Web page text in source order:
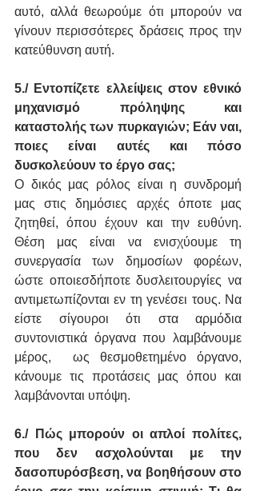
αυτό, αλλά θεωρούμε ότι μπορούν να
γίνουν περισσότερες δράσεις προς την
κατεύθυνση αυτή.
5./ Εντοπίζετε ελλείψεις στον εθνικό
μηχανισμό πρόληψης και
καταστολής των πυρκαγιών; Εάν ναι,
ποιες είναι αυτές και πόσο
δυσκολεύουν το έργο σας;
Ο δικός μας ρόλος είναι η συνδρομή
μας στις δημόσιες αρχές όποτε μας
ζητηθεί, όπου έχουν και την ευθύνη.
Θέση μας είναι να ενισχύουμε τη
συνεργασία των δημοσίων φορέων,
ώστε οποιεσδήποτε δυσλειτουργίες να
αντιμετωπίζονται εν τη γενέσει τους. Να
είστε σίγουροι ότι στα αρμόδια
συντονιστικά όργανα που λαμβάνουμε
μέρος,  ως θεσμοθετημένο όργανο,
κάνουμε τις προτάσεις μας όπου και
λαμβάνονται υπόψη.
6./ Πώς μπορούν οι απλοί πολίτες,
που δεν ασχολούνται με την
δασοπυρόσβεση, να βοηθήσουν στο